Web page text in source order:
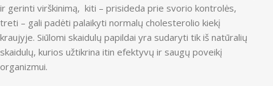
ir gerinti virškinimą, kiti – prisideda prie svorio kontrolės,
treti – gali padėti palaikyti normalų cholesterolio kiekį
kraujyje. Siūlomi skaidulų papildai yra sudaryti tik iš natūralių
skaidulų, kurios užtikrina itin efektyvų ir saugų poveikį
organizmui.